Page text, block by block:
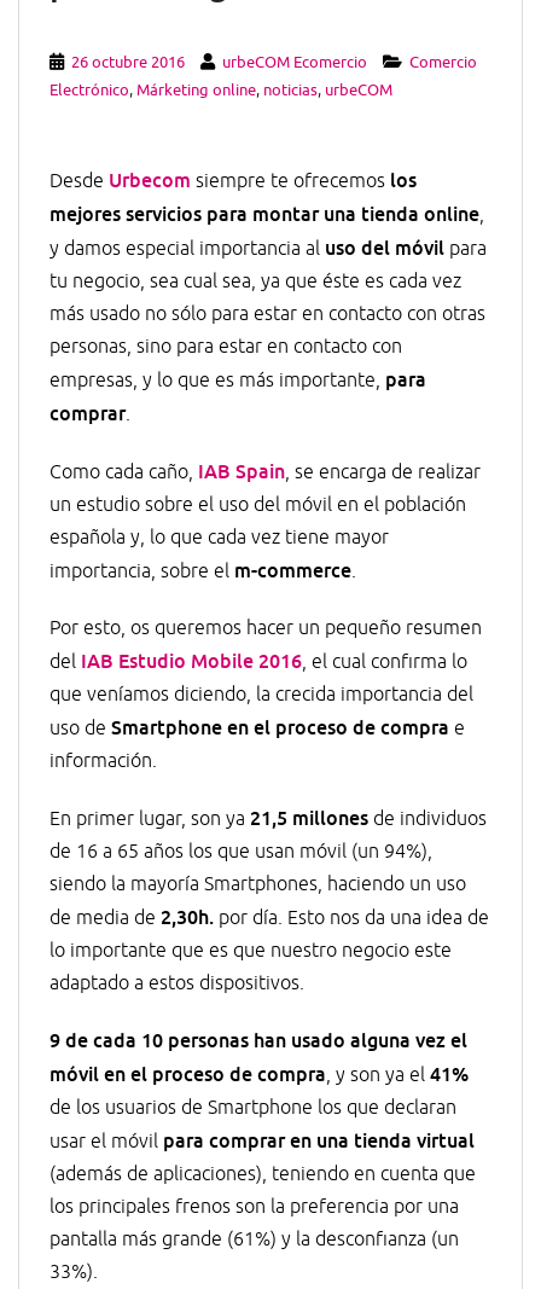
26 octubre 2016 urbeCOM Ecomercio
Comercio
Electrónico,Márketing online, noticias, urbeCOM
Desde Urbecom siempre te ofrecemos los
mejores servicios para montar una tienda online,
y damos especial importancia al uso del móvil para
tu negocio, sea cual sea, ya que éste es cada vez
más usado no sólo para estar en contacto con otras
personas, sino para estar en contacto con
empresas, y lo que es más importante, para
comprar.
Como cada caño, IAB Spain, se encarga de realizar
un estudio sobre el uso del móvil en el población
española y, lo que cada vez tiene mayor
importancia, sobre el m-commerce.
Por esto, os queremos hacer un pequeño resumen
del IAB Estudio Mobile 2016, el cual confirma lo
que veníamos diciendo, la crecida importancia del
uso de Smartphone en el proceso de compra e
información.
En primer lugar, son ya 21,5 millones de individuos
de 16 a 65 años los que usan móvil (un 94%),
siendo la mayoría Smartphones, haciendo un uso
de media de 2,30h. por día. Esto nos da una idea de
lo importante que es que nuestro negocio este
adaptado a estos dispositivos.
9 de cada 10 personas han usado alguna vez el
móvil en el proceso de compra, y son ya el 41%
de los usuarios de Smartphone los que declaran
usar el móvil para comprar en una tienda virtual
(además de aplicaciones), teniendo en cuenta que
los principales frenos son la preferencia por una
pantalla más grande (61%) y la desconfianza (un
33%).